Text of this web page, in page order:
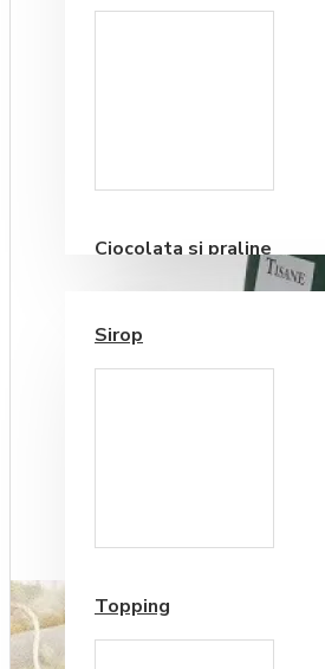
Ciocolata si praline
Sirop
Topping